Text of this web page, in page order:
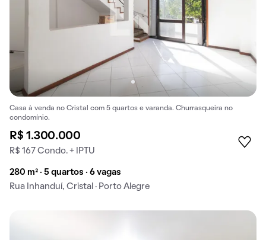
Casa à venda no Cristal com 5 quartos e varanda. Churrasqueira no
condomínio.
R$ 1.300.000
R$ 167 Condo. + IPTU
280 m² · 5 quartos · 6 vagas
Rua Inhanduí, Cristal · Porto Alegre